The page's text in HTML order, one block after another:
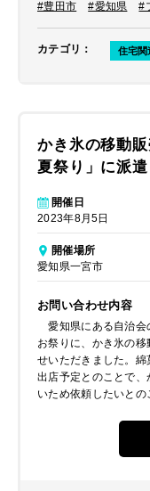
#豊田市
#愛知県 #
カテゴリ ： 住宅関
かき氷の移動
夏祭り」に派
開催日
2023年8月5日
開催場所
愛知県一宮市
お問い合わせ内容
愛知県にある自治会
お祭りに、かき氷の
せいただきました。
出店予定とのことで、
いため依頼したいとの